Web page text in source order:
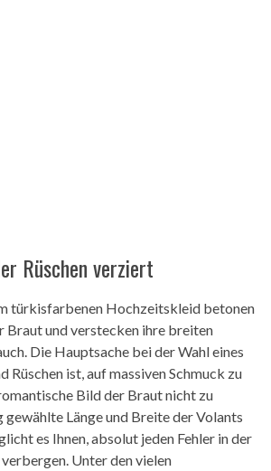
Rüschen verziert
türkisfarbenen Hochzeitskleid betonen
Braut und verstecken ihre breiten
Die Hauptsache bei der Wahl eines
Rüschen ist, auf massiven Schmuck zu
Bild der Braut nicht zu
Länge und Breite der Volants
es Ihnen, absolut jeden Fehler in der
Unter den vielen